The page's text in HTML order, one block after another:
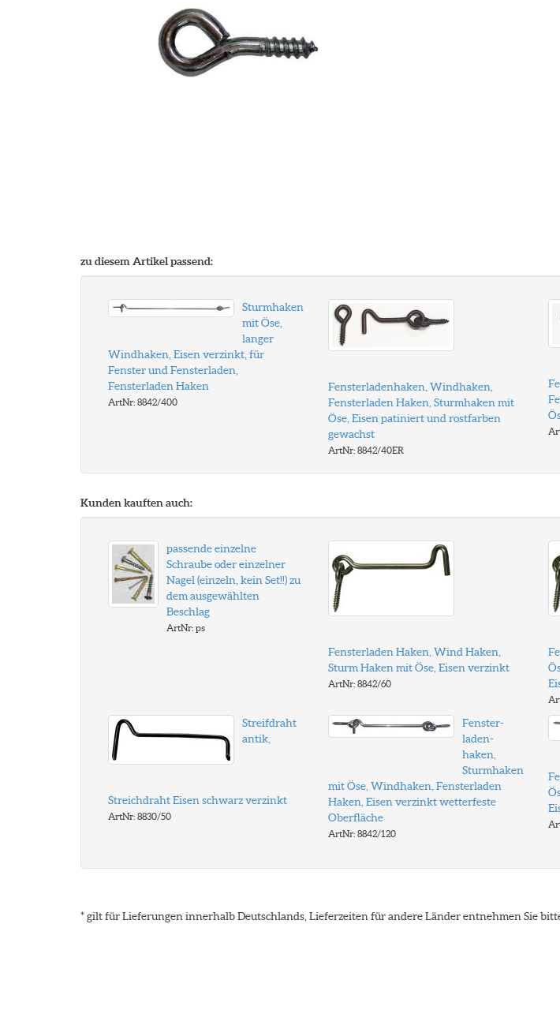
zu diesem Artikel passend:
Sturmhaken
mit Öse,
langer
Windhaken, Eisen verzinkt, für
Fenster und Fensterladen,
Fensterladen Haken
ArtNr: 8842/400
Fensterladenhaken, Windhaken,
Fensterladen Haken, Sturmhaken mit
Öse, Eisen patiniert und rostfarben
gewachst
ArtNr: 8842/40ER
Kunden kauften auch:
passende einzelne
Schraube oder einzelner
Nagel (einzeln, kein Set!!) zu
dem ausgewählten
Beschlag
ArtNr: ps
Fensterladen Haken, Wind Haken,
Sturm Haken mit Öse, Eisen verzinkt
ArtNr: 8842/60
Streifdraht
antik,
Streichdraht Eisen schwarz verzinkt
ArtNr: 8830/50
Fenster-
laden-
haken,
Sturmhaken
mit Öse, Windhaken, Fensterladen
Haken, Eisen verzinkt wetterfeste
Oberfläche
ArtNr: 8842/120
* gilt für Lieferungen innerhalb Deutschlands, Lieferzeiten für andere Länder entnehmen Sie